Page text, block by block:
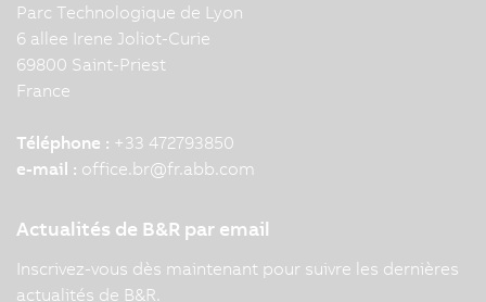
Parc Technologique de Lyon
6 allee Irene Joliot-Curie
69800 Saint-Priest
France
Téléphone : +33 472793850
e-mail : office.br@fr.abb.com
Actualités de B&R par email
Inscrivez-vous dès maintenant pour suivre les dernières
actualités de B&R.